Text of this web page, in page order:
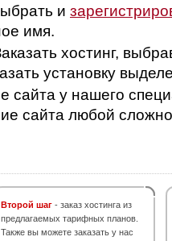
и
имя.
хостинг,
установку
сайта у нашего
сайта любой
Второй шаг - заказ хостинга из
предлагаемых тарифных планов.
Также вы можете заказать у нас